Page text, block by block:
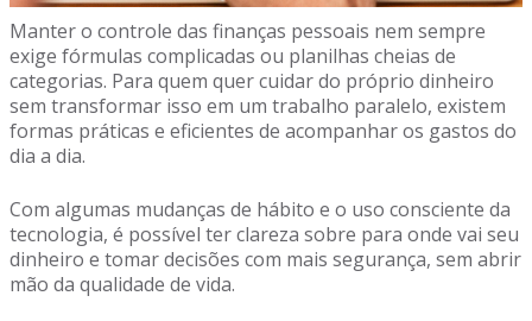
Manter o controle das finanças pessoais nem sempre
exige fórmulas complicadas ou planilhas cheias de
categorias. Para quem quer cuidar do próprio dinheiro
sem transformar isso em um trabalho paralelo, existem
formas práticas e eficientes de acompanhar os gastos do
dia a dia.
Com algumas mudanças de hábito e o uso consciente da
tecnologia, é possível ter clareza sobre para onde vai seu
dinheiro e tomar decisões com mais segurança, sem abrir
mão da qualidade de vida.